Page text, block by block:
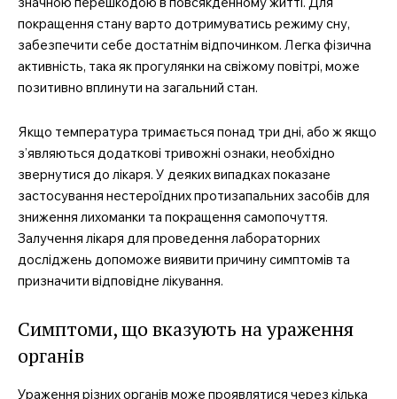
покращення стану варто дотримуватись режиму сну,
забезпечити себе достатнім відпочинком. Легка фізична
активність, така як прогулянки на свіжому повітрі, може
позитивно вплинути на загальний стан.
Якщо температура тримається понад три дні, або ж якщо
з’являються додаткові тривожні ознаки, необхідно
звернутися до лікаря. У деяких випадках показане
застосування нестероїдних протизапальних засобів для
зниження лихоманки та покращення самопочуття.
Залучення лікаря для проведення лабораторних
досліджень допоможе виявити причину симптомів та
призначити відповідне лікування.
Симптоми, що вказують на ураження
органів
Ураження різних органів може проявлятися через кілька